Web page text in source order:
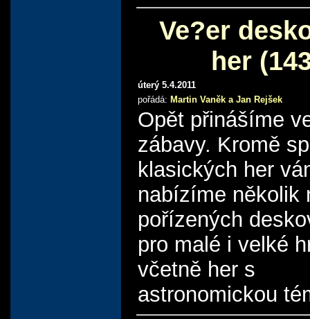
Ve?er
her
úterý 5.4.2011
pořádá: Martin Vaněk a Jan Rejšek
Opět přinášíme
zábavy. Kromě
klasických her
nabízíme několik
pořízených
pro malé i velké
včetně her s
astronomickou